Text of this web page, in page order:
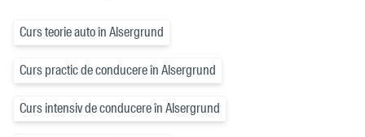
Curs teorie auto în Alsergrund
Curs practic de conducere în Alsergrund
Curs intensiv de conducere în Alsergrund